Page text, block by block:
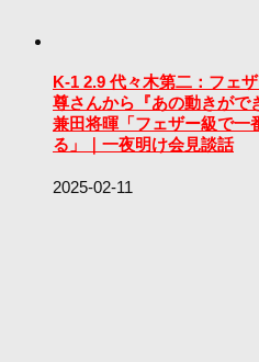
K-1 2.9 代々木第二：フェ
尊さんから『あの動きがで
兼田将暉「フェザー級で一
る」｜一夜明け会見談話
2025-02-11